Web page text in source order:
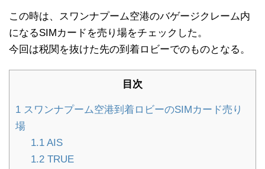
この時は、スワンナプーム空港のバゲージクレーム内
になるSIMカードを売り場をチェックした。
今回は税関を抜けた先の到着ロビーでのものとなる。
目次
1 スワンナプーム空港到着ロビーのSIMカード売り
場
1.1AIS
1.2TRUE